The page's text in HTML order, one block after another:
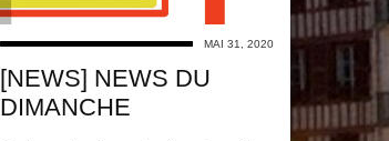
MAI 31, 2020
[NEWS] NEWS DU
DIMANCHE